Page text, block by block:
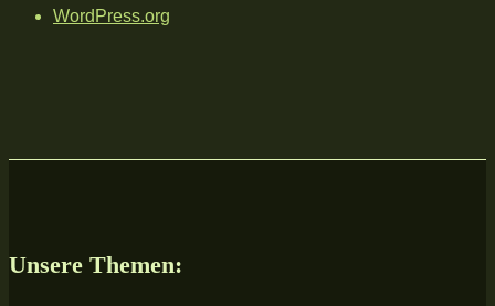
WordPress.org
Unsere Themen: